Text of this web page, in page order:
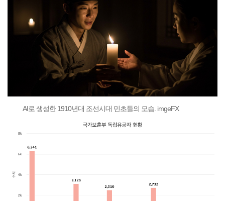
AI로 생성한 1910년대 조선시대 민초들의 모습. imgeFX